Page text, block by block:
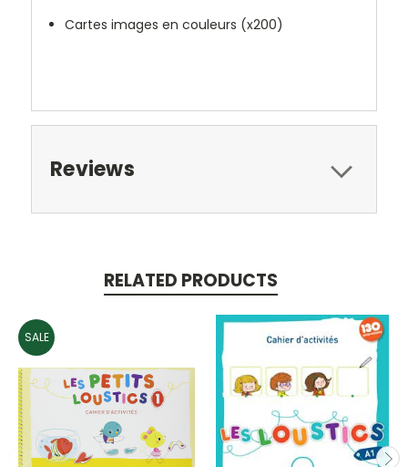
Cartes images en couleurs (x200)
Reviews
RELATED PRODUCTS
SALE